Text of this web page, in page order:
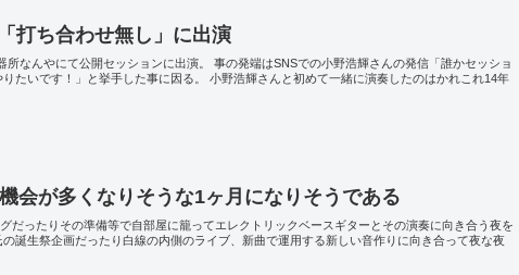
打ち合わせ無し」に出演
所なんやにて公開セッションに出演。 事の発端はSNSでの小野浩輝さんの発信「誰かセッショ
たいです！」と挙手した事に因る。 小野浩輝さんと初めて一緒に演奏したのはかれこれ14年
会が多くなりそうな1ヶ月になりそうである
だったりその準備等で自部屋に籠ってエレクトリックベースギターとその演奏に向き合う夜を
誕生祭企画だったり白線の内側のライブ、新曲で運用する新しい音作りに向き合って夜な夜